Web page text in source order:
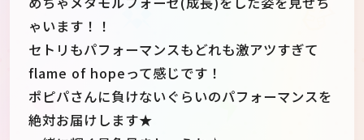
ゃいます！！
セトリもパフォーマンスもどれも激アツすぎて
flame of hopeって感じです！
ポピパさんに負けないぐらいのパフォーマンスを
絶対お届けします★